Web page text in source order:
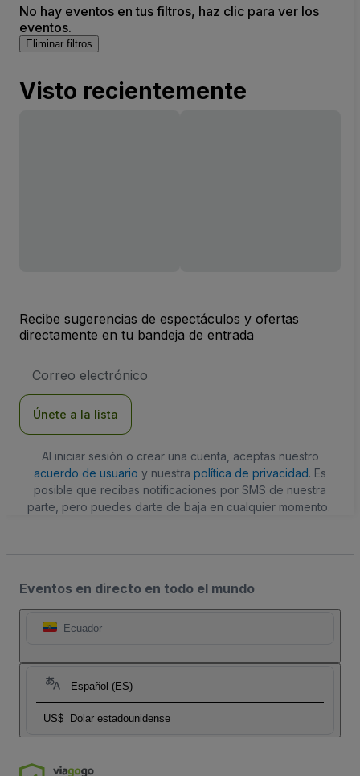
No hay eventos en tus filtros, haz clic para ver los
eventos.
Eliminar filtros
Visto recientemente
Recibe sugerencias de espectáculos y ofertas
directamente en tu bandeja de entrada
de
Únete a la lista
Al iniciar sesión o crear una cuenta, aceptas nuestro
acuerdo de usuario y nuestra política de privacidad. Es
posible que recibas notificaciones por SMS de nuestra
parte, pero puedes darte de baja en cualquier momento.
Eventos en directo en todo el mundo
Ecuador
Español (ES)
US$ Dolar estadounidense